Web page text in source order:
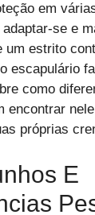
em
se e
um estrito
escapulário
como
encontrar
próprias
E